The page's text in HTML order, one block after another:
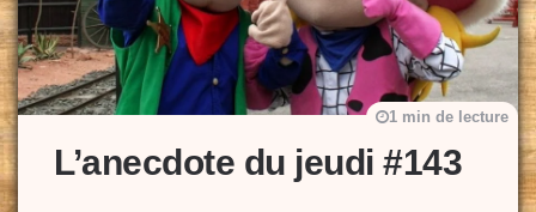
L’anecdote du jeudi #143
1 min de lecture